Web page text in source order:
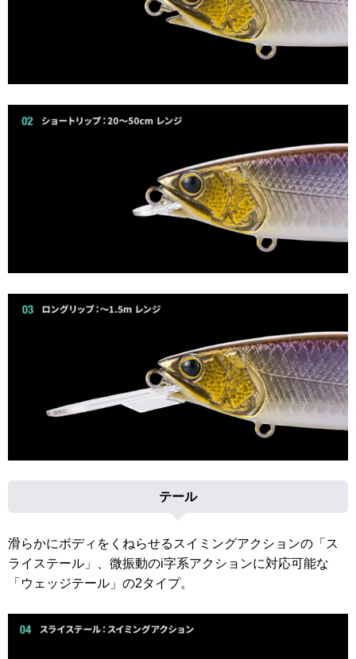
テール
滑らかにボディをくねらせるスイミングアクションの「ス
ライステール」、微振動のi字系アクションに対応可能な
「ウェッジテール」の2タイプ。